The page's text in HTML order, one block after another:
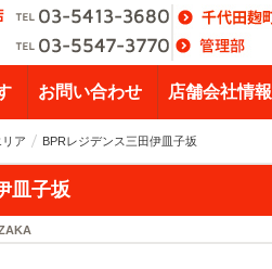
お問い合わせ 店舗会社情報
ア BPRレジデンス三田伊皿子坂
皿子坂